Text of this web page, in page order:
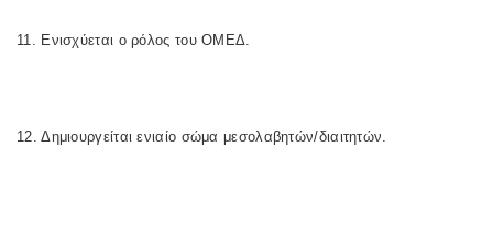
11. Ενισχύεται ο ρόλος του ΟΜΕΔ.
12. Δημιουργείται ενιαίο σώμα μεσολαβητών/διαιτητών.